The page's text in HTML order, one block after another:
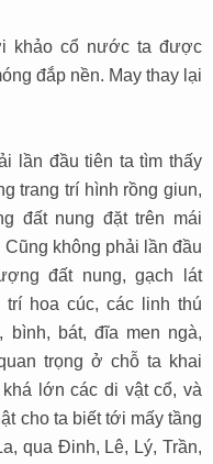
khảo cổ nước ta được
đắp nền. May thay lại
lần đầu tiên ta tìm thấy
trang trí hình rồng giun,
đất nung đặt trên mái
không phải lần đầu
đất nung, gạch lát
trí hoa cúc, các linh thú
bình, bát, đĩa men ngà,
trọng ở chỗ ta khai
lớn các di vật cổ, và
cho ta biết tới mấy tầng
qua Đinh, Lê, Lý, Trần,